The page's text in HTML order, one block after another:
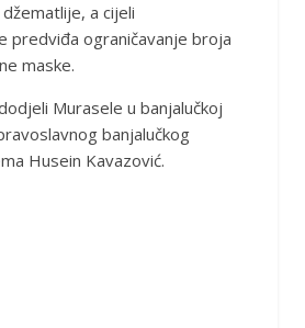
a cijeli
predviđa ograničavanje broja
maske.
Murasele u banjalučkoj
banjalučkog
Husein Kavazović.